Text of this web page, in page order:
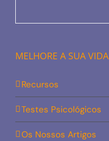
MELHORE A SUA VIDA
Recursos
Testes Psicológicos
Os Nossos Artigos